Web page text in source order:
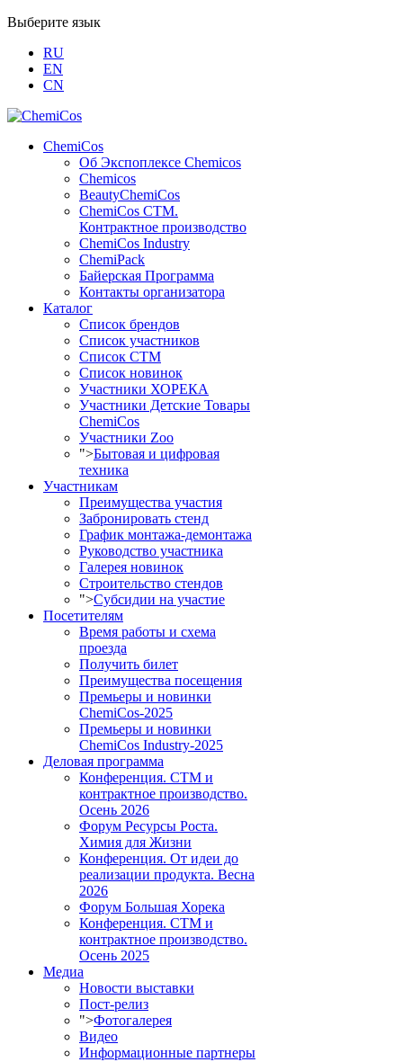
Выберите язык
RU
EN
CN
ChemiCos
Об Экспоплексе Chemicos
Chemicos
BeautyChemiCos
ChemiCos СТМ.
Контрактное производство
ChemiCos Industry
ChemiPack
Байерская Программа
Контакты организатора
Каталог
Список брендов
Список участников
Список СТМ
Список новинок
Участники ХОРЕКА
Участники Детские Товары
ChemiCos
Участники Zoo
">Бытовая и цифровая
техника
Участникам
Преимущества участия
Забронировать стенд
График монтажа-демонтажа
Руководство участника
Галерея новинок
Строительство стендов
">Субсидии на участие
Посетителям
Время работы и схема
проезда
Получить билет
Преимущества посещения
Премьеры и новинки
ChemiCos-2025
Премьеры и новинки
ChemiCos Industry-2025
Деловая программа
Конференция. СТМ и
контрактное производство.
Осень 2026
Форум Ресурсы Роста.
Химия для Жизни
Конференция. От идеи до
реализации продукта. Весна
2026
Форум Большая Хорека
Конференция. СТМ и
контрактное производство.
Осень 2025
Медиа
Новости выставки
Пост-релиз
">Фотогалерея
Видео
Информационные партнеры